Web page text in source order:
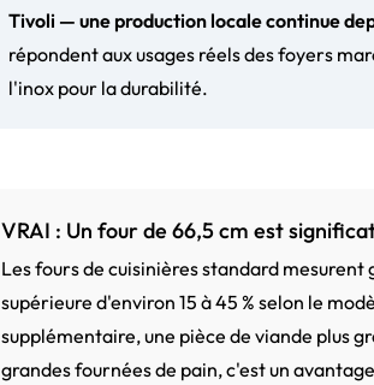
Tivoli — une production locale continue
répondent aux usages réels des foyers
l'inox pour la durabilité.
VRAI : Un four de 66,5 cm est
Les fours de cuisinières standard
supérieure d'environ 15 à 45 % selon le
supplémentaire, une pièce de viande plus
grandes fournées de pain, c'est un